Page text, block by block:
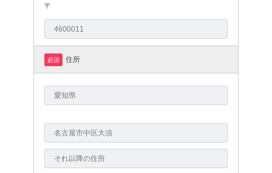
〒
必須 住所